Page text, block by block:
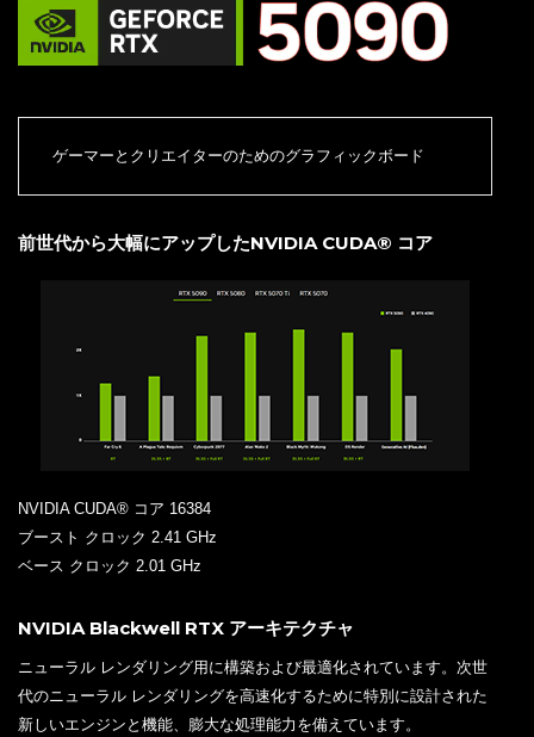
ゲーマーとクリエイターのためのグラフィックボード
前世代から大幅にアップしたNVIDIA CUDA® コア
NVIDIA CUDA® コア 16384
ブースト クロック 2.41 GHz
ベース クロック 2.01 GHz
NVIDIA Blackwell RTX アーキテクチャ
ニューラル レンダリング用に構築および最適化されています。次世
代のニューラル レンダリングを高速化するために特別に設計された
新しいエンジンと機能、膨大な処理能力を備えています。